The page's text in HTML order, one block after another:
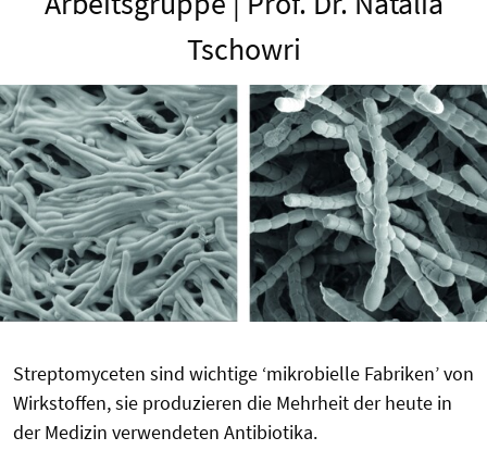
Tschowri
Streptomyceten sind wichtige ‘mikrobielle Fabriken’ von
Wirkstoffen, sie produzieren die Mehrheit der heute in
der Medizin verwendeten Antibiotika.